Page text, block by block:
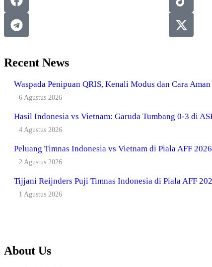
Recent News
Waspada Penipuan QRIS, Kenali Modus dan Cara
6 Agustus 2026
Hasil Indonesia vs Vietnam: Garuda Tumbang 0-3 di
4 Agustus 2026
Peluang Timnas Indonesia vs Vietnam di Piala AFF
2 Agustus 2026
Tijjani Reijnders Puji Timnas Indonesia di Piala AFF
1 Agustus 2026
About Us